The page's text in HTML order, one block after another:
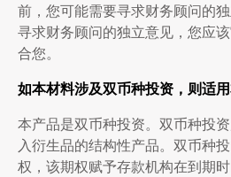
前，您可能需要寻求财务顾问的
寻求财务顾问的独立意见，您应
合您。
如本材料涉及双币种投资，则适用
本产品是双币种投资。双币种投
入衍生品的结构性产品。双币种
权，该期权赋予存款机构在到期